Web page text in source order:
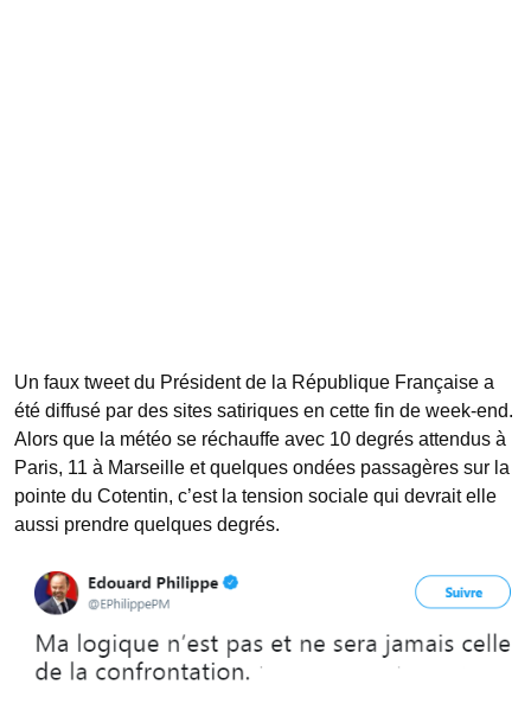
Un faux tweet du Président de la République Française a
été diffusé par des sites satiriques en cette fin de week-end.
Alors que la météo se réchauffe avec 10 degrés attendus à
Paris, 11 à Marseille et quelques ondées passagères sur la
pointe du Cotentin, c’est la tension sociale qui devrait elle
aussi prendre quelques degrés.